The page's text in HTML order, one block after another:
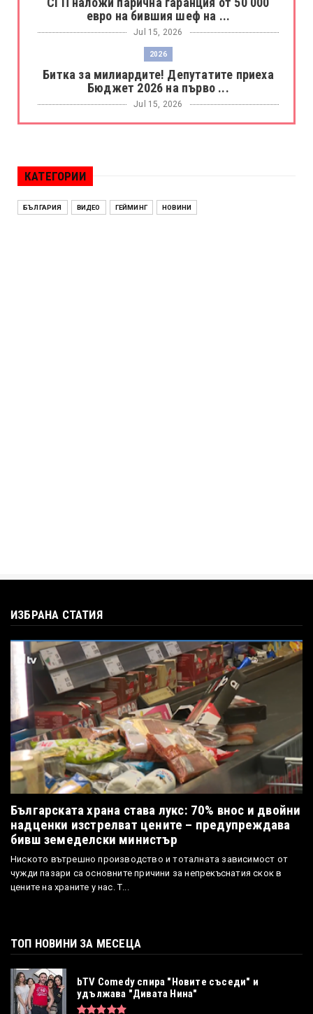
евро на бившия шеф на ...
Jul 15, 2026
2026
Битка за милиардите! Депутатите приеха
Бюджет 2026 на първо ...
Jul 15, 2026
БОРАЦ
Без милост! Испания пречупи Франция и е
КАТЕГОРИИ
БЪЛГАРИЯ ВИДЕО ГЕЙМИНГ НОВИНИ
ИЗБРАНА СТАТИЯ
Българската храна става лукс: 70% внос и двойни
надценки изстрелват цените – предупреждава
бивш земеделски министър
Ниското вътрешно производство и тоталната зависимост от
чужди пазари са основните причини за непрекъснатия скок в
цените на храните у нас. Т...
ТОП НОВИНИ ЗА МЕСЕЦА
bTV Comedy спира "Новите съседи" и
удължава "Дивата Нина"